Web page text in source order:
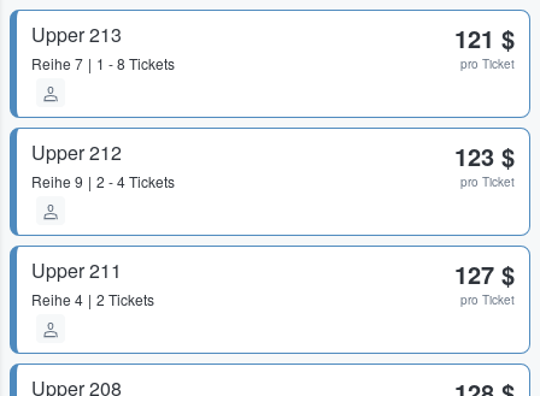
Upper 213
Reihe 7 1 - 8 Tickets
121 $
pro Ticket
Upper 212
Reihe 9 2 - 4 Tickets
123 $
pro Ticket
Upper 211
Reihe 4 2 Tickets
127 $
pro Ticket
Upper 208